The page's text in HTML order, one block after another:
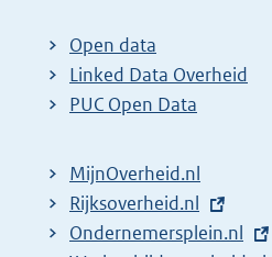
t
e
r
l
i
n
Open data
Linked Data Overheid
PUC Open Data
MijnOverheid.nl
E
x
Rijksoverheid.nl
E
Ondernemersplein.nl